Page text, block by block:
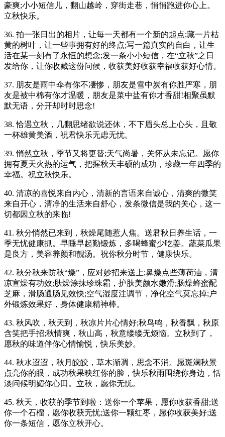
豪爽;小小短信儿，翻山越岭，穿街走巷，悄悄跑进你心上。
立秋快乐。
36. 拍一张日出的相片，让每一天都有一个新的起点;藏一片枯
黄的树叶，让一些事拥有好的终点;写一篇真实的自白，让生
活在某一刻有了永恒的想念;发一条小小短信，在“立秋”之日
发给你，让你收藏这份问候，收获美好收获幸福收获好心情。
37. 朋友是雨中伞有你不凄惨，朋友是雪中炭有你胜严寒，朋
友是被中棉有你才温暖，朋友是菜中盐有你才香甜!相聚虽默
默无语，分开却时时思念!
38. 恰遇立秋，几翻思绪欲说还休，不下眉头总上心头，且敬
一杯雄黄美酒，祝君快乐无虑无忧。
39. 悄然立秋，季节又将更替;天气尚暑，关怀从未忘记。愿你
拥有夏天火热的运气，把握秋天丰硕的成功，珍藏一年四季的
幸福。祝立秋快乐。
40. 清凉的喜悦来自内心，清新的言语来自诚心，清爽的微笑
来自开心，清净的生活来自舒心，发条微信是我的关心，这一
切都因立秋的来临!
41. 秋分悄然已来到，秋燥尾随惹人焦。送君秋日养生话，一
季无忧健康抓。早睡早起勤锻炼，多喝蜂蜜少吃姜。蔬菜瓜果
是良方，美容养颜和靓汤。祝你秋分时节，健康快乐。
42. 秋分秋来防秋“燥”，应对妙招来送上;鼻燥点些薄荷油，清
凉宣燥有功效;肤燥涂抹珍珠霜，护肤美颜水嫩滑;肠燥蜂蜜配
芝麻，滑肠通肠见效快;空气湿度注调节，净化空气莫忘掉;户
外锻炼效果好，身体健康精神棒。
43. 秋风吹，秋天到，秋凉片片心情好;秋鸟鸣，秋香飘，秋原
含笑把手招;秋情爽，秋山高，秋意缕缕无烦恼。立秋到了，
愿秋的味道伴你心情愉悦，快乐美妙。
44. 秋水迢迢，秋月皎皎，草木渐凋，思念不消。愿斑斓秋景
点亮你的眼，成功秋果映红你的脸，快乐秋雨围绕你身边，恬
淡问候明媚你心田。立秋，愿你无忧。
45. 秋天，收获的季节到啦：送你一个苹果，愿你收获香甜;送
你一个石榴，愿你收获无忧;送你一颗红枣，愿你收获美好;送
你一条短信，愿你立秋开心。